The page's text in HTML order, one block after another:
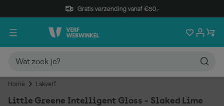
Gratis verzending vanaf €50,-
Home Lakverf
Little Greene Intelligent Gloss - Slaked Lime